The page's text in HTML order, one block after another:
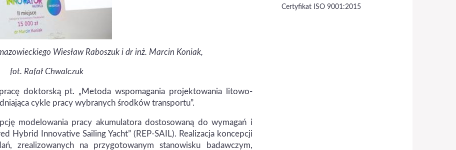
Certyfikat ISO 9001:2015
Wiesław Raboszuk i dr inż. Marcin Koniak,
fot. Rafał Chwalczuk
doktorską pt. „Metoda wspomagania projektowania litowo-
cykle pracy wybranych środków transportu”.
modelowania pracy akumulatora dostosowaną do wymagań i
Hybrid Innovative Sailing Yacht” (REP-SAIL). Realizacja koncepcji
zrealizowanych na przygotowanym stanowisku badawczym,